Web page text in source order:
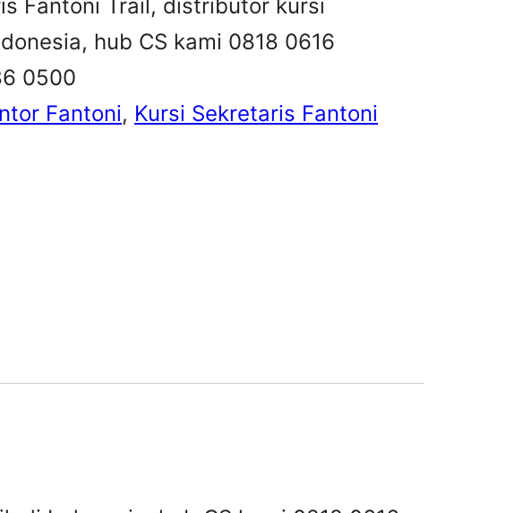
Fantoni Trail, distributor kursi
hub CS kami 0818 0616
0500
Fantoni, Kursi Sekretaris Fantoni